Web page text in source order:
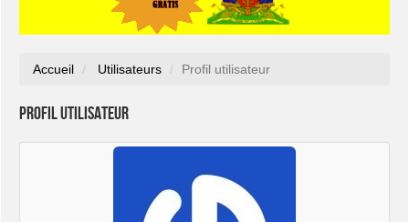
Accueil Utilisateurs Profil utilisateur
Profil utilisateur